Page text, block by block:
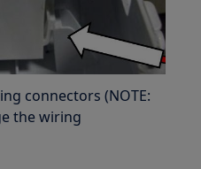
connectors (NOTE:
the wiring